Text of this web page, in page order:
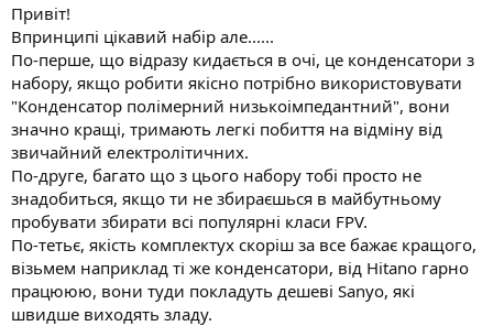
Привіт!
Впринципі цікавий набір але......
По-перше, що відразу кидається в очі, це конденсатори з
набору, якщо робити якісно потрібно використовувати
"Конденсатор полімерний низькоімпедантний", вони
значно кращі, тримають легкі побиття на відміну від
звичайний електролітичних.
По-друге, багато що з цього набору тобі просто не
знадобиться, якщо ти не збираєшься в майбутньому
пробувати збирати всі популярні класи FPV.
По-тетьє, якість комплектух скоріш за все бажає кращого,
візьмем наприклад ті же конденсатори, від Hitano гарно
працююю, вони туди покладуть дешеві Sanyo, які
швидше виходять зладу.